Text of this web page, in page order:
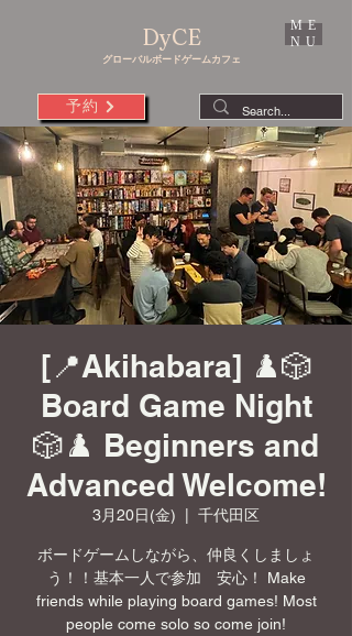
DyCE
グローバルボードゲームカフェ
予約
ME
NU
[📍Akihabara] ♟️🎲
Board Game Night
🎲♟️ Beginners and
Advanced Welcome!
3月20日(金) 千代田区
ボードゲームしながら、仲良くしましょ
う！！基本一人で参加 安心！ Make
friends while playing board games! Most
people come solo so come join!